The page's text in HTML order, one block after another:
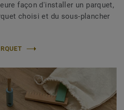
façon d'installer un parquet,
choisi et du sous-plancher